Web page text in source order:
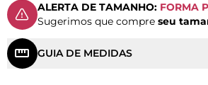
ALERTA DE TAMANHO: FORMA
Sugerimos que compre seu
GUIA DE MEDIDAS